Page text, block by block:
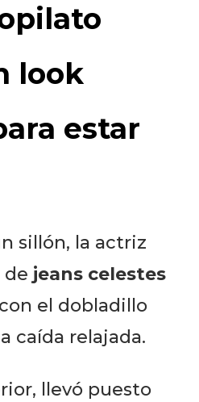
look
estar
sillón, la actriz
de jeans celestes
el dobladillo
caída relajada.
llevó puesto